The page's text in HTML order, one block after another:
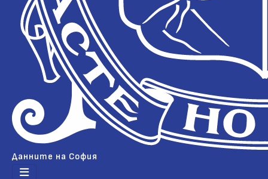
Данните на София